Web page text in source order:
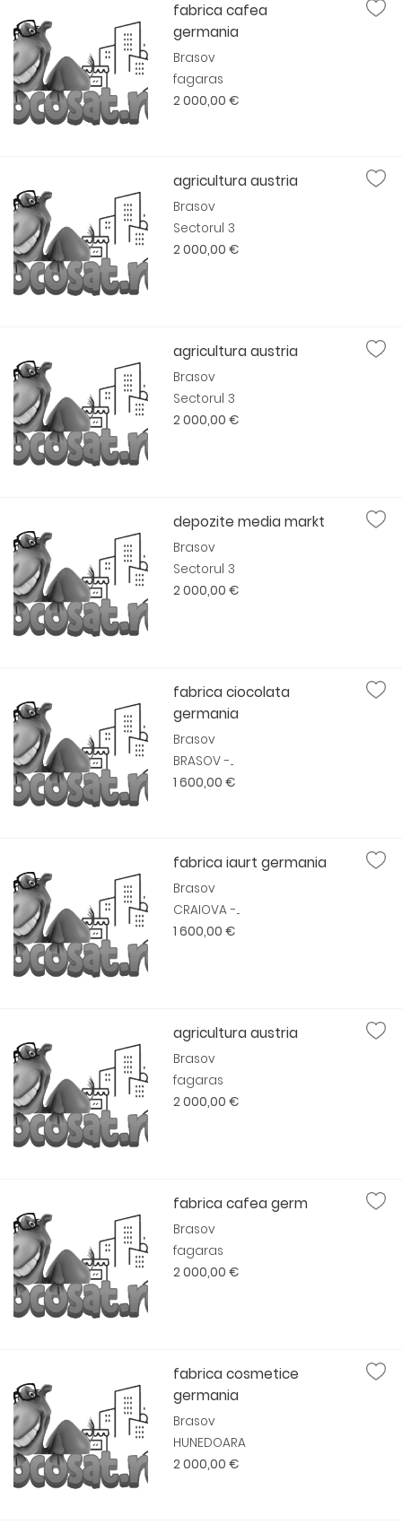
fabrica cafea
germania
Brasov
fagaras
2 000,00 €
agricultura austria
Brasov
Sectorul 3
2 000,00 €
agricultura austria
Brasov
Sectorul 3
2 000,00 €
depozite media markt
Brasov
Sectorul 3
2 000,00 €
fabrica ciocolata
germania
Brasov
BRASOV -...
1 600,00 €
fabrica iaurt germania
Brasov
CRAIOVA -...
1 600,00 €
agricultura austria
Brasov
fagaras
2 000,00 €
fabrica cafea germ
Brasov
fagaras
2 000,00 €
fabrica cosmetice
germania
Brasov
HUNEDOARA
2 000,00 €